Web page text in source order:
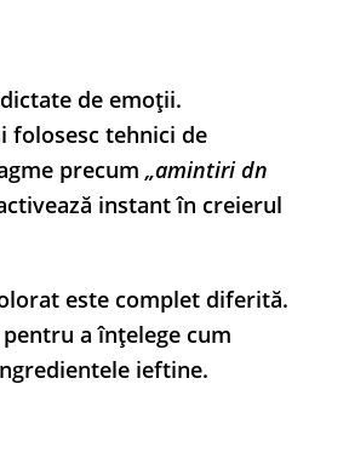
de emoții.
folosesc tehnici de
precum „amintiri dn
instant în creierul
este complet diferită.
a înțelege cum
ieftine.